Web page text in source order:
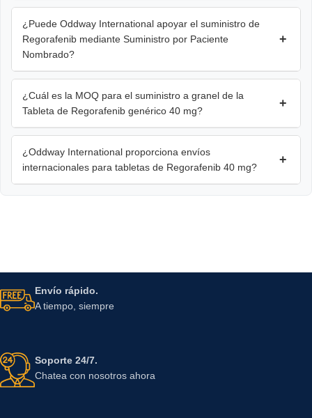
¿Puede Oddway International apoyar el suministro de
Regorafenib mediante Suministro por Paciente
Nombrado?
+
¿Cuál es la MOQ para el suministro a granel de la
Tableta de Regorafenib genérico 40 mg?
+
¿Oddway International proporciona envíos
internacionales para tabletas de Regorafenib 40 mg?
+
Envío rápido.
A tiempo, siempre
Soporte 24/7.
Chatea con nosotros ahora